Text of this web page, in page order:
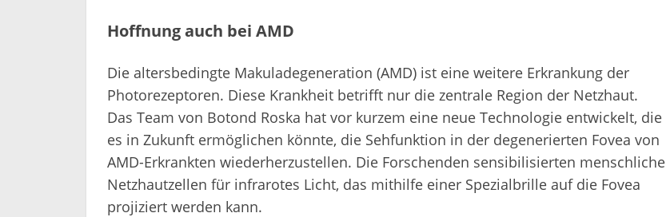
Hoffnung auch bei AMD
Die altersbedingte Makuladegeneration (AMD) ist eine weitere Erkrankung der
Photorezeptoren. Diese Krankheit betrifft nur die zentrale Region der Netzhaut.
Das Team von Botond Roska hat vor kurzem eine neue Technologie entwickelt, die
es in Zukunft ermöglichen könnte, die Sehfunktion in der degenerierten Fovea von
AMD-Erkrankten wiederherzustellen. Die Forschenden sensibilisierten menschliche
Netzhautzellen für infrarotes Licht, das mithilfe einer Spezialbrille auf die Fovea
projiziert werden kann.